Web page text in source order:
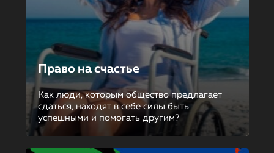
Право на счастье
Как люди, которым общество предлагает
сдаться, находят в себе силы быть
успешными и помогать другим?